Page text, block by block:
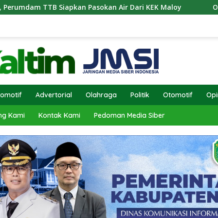
Siapkan Pasokan Air Dari KEK Maloy Operasi Antik
Advertorial Olahraga Politik Otomotif
Kami Kontak Kami Pedoman Media Siber